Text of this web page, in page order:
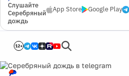
Слушайте
Серебряный
дождь
App Store Google Play
12+